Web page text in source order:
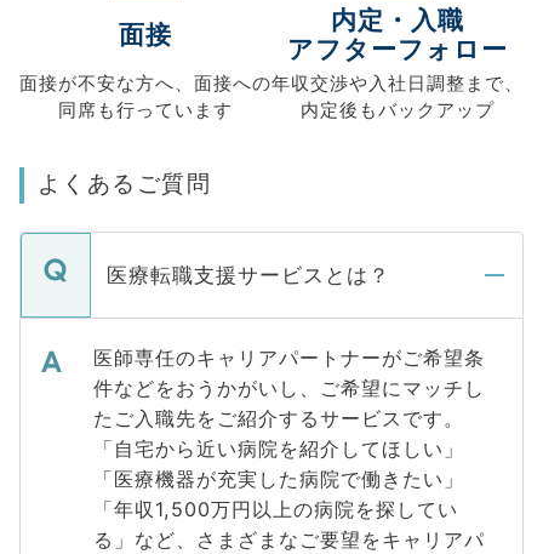
面接
面接が不安な方へ、 面接への
同席も行っています
内定・入職
アフターフォロー
年収交渉や入社日調整まで、
内定後もバックアップ
よくあるご質問
医療転職支援サービスとは？
医師専任のキャリアパートナーがご希望条
件などをおうかがいし、ご希望にマッチし
たご入職先をご紹介するサービスです。
「自宅から近い病院を紹介してほしい」
「医療機器が充実した病院で働きたい」
「年収1,500万円以上の病院を探してい
る」など、さまざまなご要望をキャリアパ